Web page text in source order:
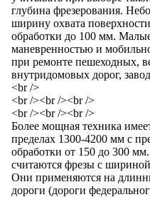
глубина фрезерования.
ширину охвата
обработки до 100 мм.
маневренностью и
при ремонте пешеходных,
внутридомовых дорог,
<br />
<br /><br /><br />
<br /><br /><br />
Более мощная техника
пределах 1300-4200 мм с
обработки от 150 до 300
считаются фрезы с
Они применяются на
дороги (дороги